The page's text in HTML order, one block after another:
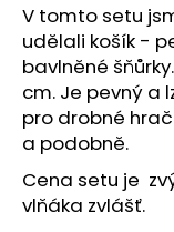
V tomto setu
udělali košík -
bavlněné
cm. Je pevný a
pro drobné
a podobně.
Cena setu je
vlňáka zvlášť.
D
o
p
o
r
u
č
u